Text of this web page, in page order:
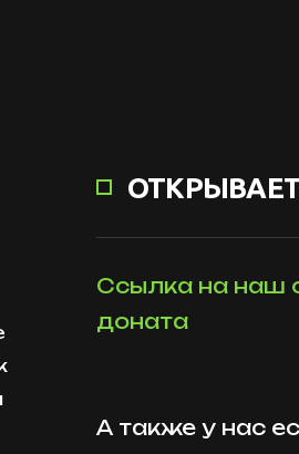
Ссылка на наш
доната
А также у нас